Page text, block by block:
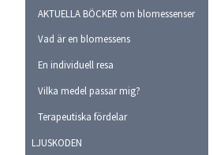
AKTUELLA BÖCKER om blomessenser
Vad är en blomessens
En individuell resa
Vilka medel passar mig?
Terapeutiska fördelar
LJUSKODEN